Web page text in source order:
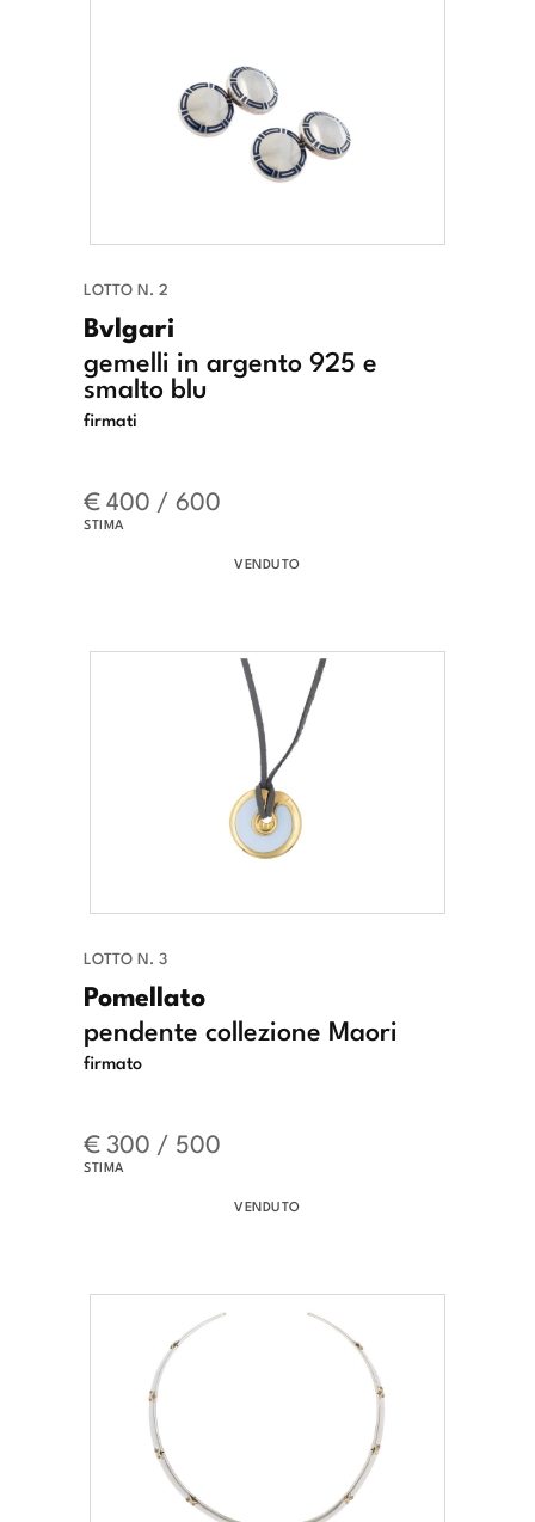
LOTTO N. 2
Bvlgari
gemelli in argento 925 e
smalto blu
firmati
€ 400 / 600
STIMA
VENDUTO
LOTTO N. 3
Pomellato
pendente collezione Maori
firmato
€ 300 / 500
STIMA
VENDUTO